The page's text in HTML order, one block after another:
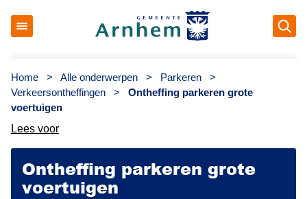
Home > Alle onderwerpen > Parkeren
>
Verkeersontheffingen
>
Ontheffing parkeren grote
voertuigen
Lees voor
Ontheffing parkeren grote
voertuigen